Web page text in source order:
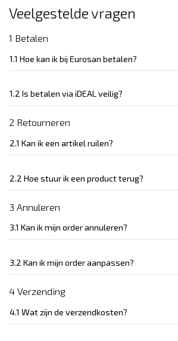
Veelgestelde vragen
1 Betalen
1.1 Hoe kan ik bij Eurosan betalen?
1.2 Is betalen via iDEAL veilig?
2 Retourneren
2.1 Kan ik een artikel ruilen?
2.2 Hoe stuur ik een product terug?
3 Annuleren
3.1 Kan ik mijn order annuleren?
3.2 Kan ik mijn order aanpassen?
4 Verzending
4.1 Wat zijn de verzendkosten?